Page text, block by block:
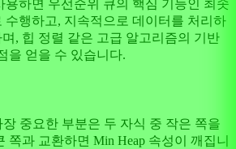
용하면 우선순위 큐의 핵심 기능인 최솟
수행하고, 지속적으로 데이터를 처리하
, 힙 정렬 같은 고급 알고리즘의 기반
을 얻을 수 있습니다.
장 중요한 부분은 두 자식 중 작은 쪽을
쪽과 교환하면 Min Heap 속성이 깨집니